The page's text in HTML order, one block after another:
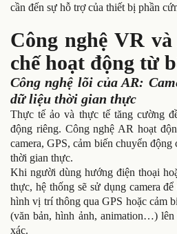
cần đến sự hỗ trợ của thiết bị phần
Công nghệ VR
chế hoạt động từ
Công nghệ lõi của AR:
dữ liệu thời gian thực
Thực tế ảo và thực tế tăng cường
động riêng. Công nghệ AR hoạt
camera, GPS, cảm biến chuyển
thời gian thực.
Khi người dùng hướng điện thoại
thực, hệ thống sẽ sử dụng camera
hình vị trí thông qua GPS hoặc cảm
(văn bản, hình ảnh, animation…) lên
xác.